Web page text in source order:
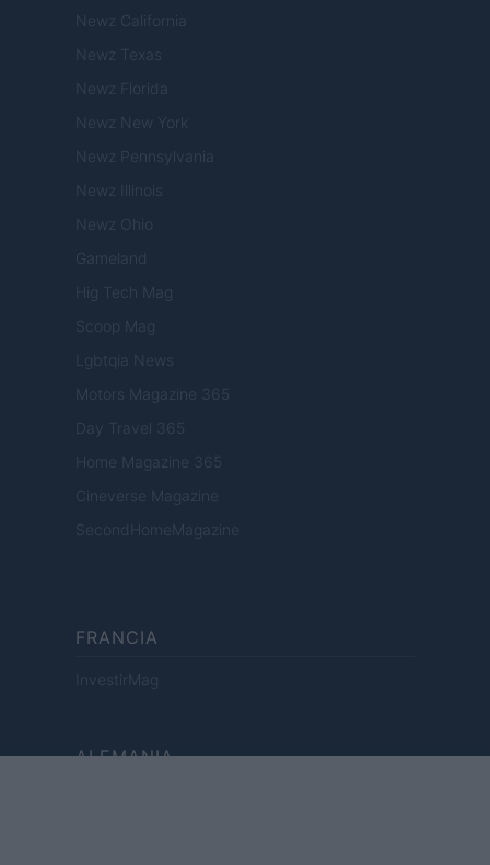
Newz California
Newz Texas
Newz Florida
Newz New York
Newz Pennsylvania
Newz Illinois
Newz Ohio
Gameland
Hig Tech Mag
Scoop Mag
Lgbtqia News
Motors Magazine 365
Day Travel 365
Home Magazine 365
Cineverse Magazine
SecondHomeMagazine
FRANCIA
InvestirMag
ALEMANIA